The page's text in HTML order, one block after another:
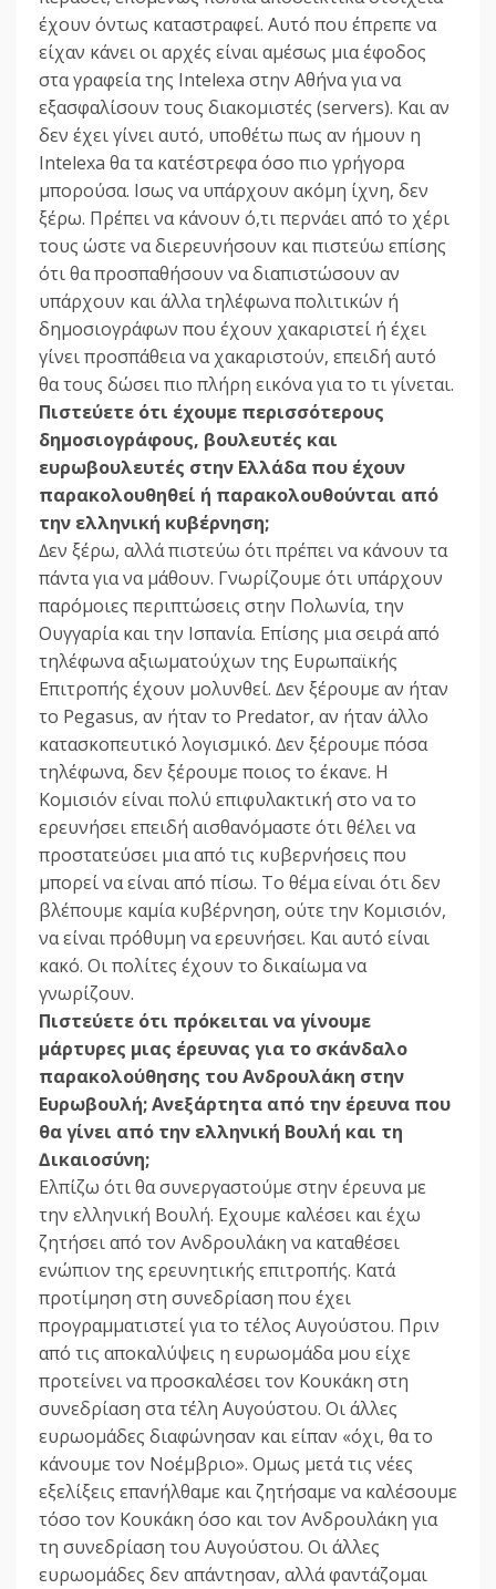
έχουν όντως καταστραφεί. Αυτό που έπρεπε να
είχαν κάνει οι αρχές είναι αµέσως µια έφοδος
στα γραφεία της Intelexa στην Αθήνα για να
εξασφαλίσουν τους διακοµιστές (servers). Και αν
δεν έχει γίνει αυτό, υποθέτω πως αν ήµουν η
Intelexa θα τα κατέστρεφα όσο πιο γρήγορα
µπορούσα. Ισως να υπάρχουν ακόµη ίχνη, δεν
ξέρω. Πρέπει να κάνουν ό,τι περνάει από το χέρι
τους ώστε να διερευνήσουν και πιστεύω επίσης
ότι θα προσπαθήσουν να διαπιστώσουν αν
υπάρχουν και άλλα τηλέφωνα πολιτικών ή
δηµοσιογράφων που έχουν χακαριστεί ή έχει
γίνει προσπάθεια να χακαριστούν, επειδή αυτό
θα τους δώσει πιο πλήρη εικόνα για το τι γίνεται.
Πιστεύετε ότι έχουµε περισσότερους
δηµοσιογράφους, βουλευτές και
ευρωβουλευτές στην Ελλάδα που έχουν
παρακολουθηθεί ή παρακολουθούνται από
την ελληνική κυβέρνηση;
∆εν ξέρω, αλλά πιστεύω ότι πρέπει να κάνουν τα
πάντα για να µάθουν. Γνωρίζουµε ότι υπάρχουν
παρόµοιες περιπτώσεις στην Πολωνία, την
Ουγγαρία και την Ισπανία. Επίσης µια σειρά από
τηλέφωνα αξιωµατούχων της Ευρωπαϊκής
Επιτροπής έχουν µολυνθεί. ∆εν ξέρουµε αν ήταν
το Pegasus, αν ήταν το Predator, αν ήταν άλλο
κατασκοπευτικό λογισµικό. ∆εν ξέρουµε πόσα
τηλέφωνα, δεν ξέρουµε ποιος το έκανε. Η
Κοµισιόν είναι πολύ επιφυλακτική στο να το
ερευνήσει επειδή αισθανόµαστε ότι θέλει να
προστατεύσει µια από τις κυβερνήσεις που
µπορεί να είναι από πίσω. Το θέµα είναι ότι δεν
βλέπουµε καµία κυβέρνηση, ούτε την Κοµισιόν,
να είναι πρόθυµη να ερευνήσει. Και αυτό είναι
κακό. Οι πολίτες έχουν το δικαίωµα να
γνωρίζουν.
Πιστεύετε ότι πρόκειται να γίνουµε
µάρτυρες µιας έρευνας για το σκάνδαλο
παρακολούθησης του Ανδρουλάκη στην
Ευρωβουλή; Ανεξάρτητα από την έρευνα που
θα γίνει από την ελληνική Βουλή και τη
∆ικαιοσύνη;
Ελπίζω ότι θα συνεργαστούµε στην έρευνα µε
την ελληνική Βουλή. Εχουµε καλέσει και έχω
ζητήσει από τον Ανδρουλάκη να καταθέσει
ενώπιον της ερευνητικής επιτροπής. Κατά
προτίµηση στη συνεδρίαση που έχει
προγραµµατιστεί για το τέλος Αυγούστου. Πριν
από τις αποκαλύψεις η ευρωοµάδα µου είχε
προτείνει να προσκαλέσει τον Κουκάκη στη
συνεδρίαση στα τέλη Αυγούστου. Οι άλλες
ευρωοµάδες διαφώνησαν και είπαν «όχι, θα το
κάνουµε τον Νοέµβριο». Οµως µετά τις νέες
εξελίξεις επανήλθαµε και ζητήσαµε να καλέσουµε
τόσο τον Κουκάκη όσο και τον Ανδρουλάκη για
τη συνεδρίαση του Αυγούστου. Οι άλλες
ευρωοµάδες δεν απάντησαν, αλλά φαντάζοµαι